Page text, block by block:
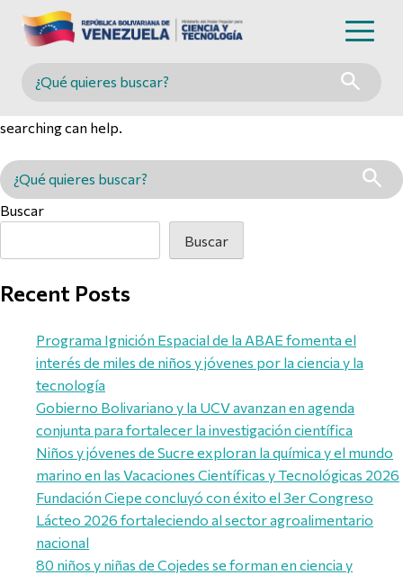
Buscar en MINCYT
searching can help.
Buscar en MINCYT
Buscar
Buscar
Recent Posts
Programa Ignición Espacial de la ABAE fomenta el
interés de miles de niños y jóvenes por la ciencia y la
tecnología
Gobierno Bolivariano y la UCV avanzan en agenda
conjunta para fortalecer la investigación científica
Niños y jóvenes de Sucre exploran la química y el mundo
marino en las Vacaciones Científicas y Tecnológicas 2026
Fundación Ciepe concluyó con éxito el 3er Congreso
Lácteo 2026 fortaleciendo al sector agroalimentario
nacional
80 niños y niñas de Cojedes se forman en ciencia y